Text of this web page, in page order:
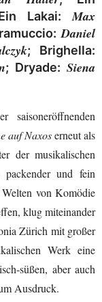
Lakai:Max
Daniel
; Brighella:
; Dryade: Siena
auf Naxoserneut als
der musikalischen
und fein
von Komödie
klug miteinander
Zürich mit großer
Werk eine
süßen, aber auch
Ausdruck.